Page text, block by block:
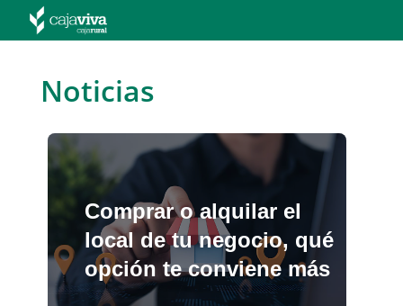
Noticias
Comprar o alquilar el
local de tu negocio, qué
opción te conviene más